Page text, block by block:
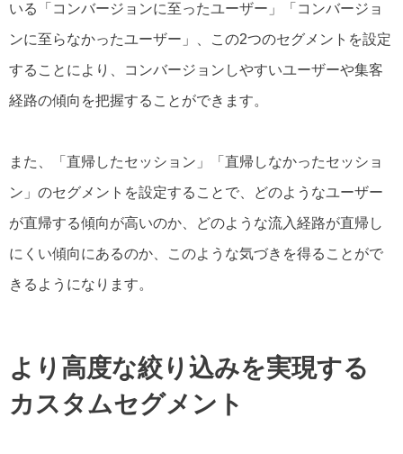
いる「コンバージョンに至ったユーザー」「コンバージョ
ンに至らなかったユーザー」、この2つのセグメントを設定
することにより、コンバージョンしやすいユーザーや集客
経路の傾向を把握することができます。
また、「直帰したセッション」「直帰しなかったセッショ
ン」のセグメントを設定することで、どのようなユーザー
が直帰する傾向が高いのか、どのような流入経路が直帰し
にくい傾向にあるのか、このような気づきを得ることがで
きるようになります。
より高度な絞り込みを実現する
カスタムセグメント